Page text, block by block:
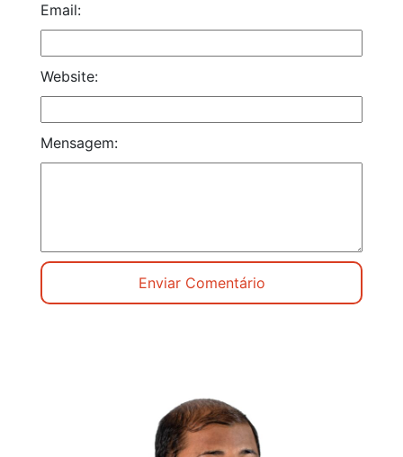
Email:
Website:
Mensagem: